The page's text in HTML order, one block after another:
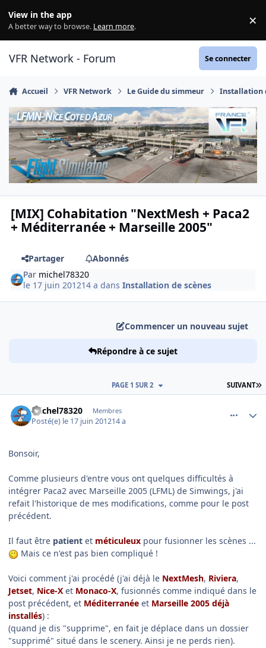
View in the app
A better way to browse. Learn more. ×
VFR Network - Forum Se connecter
Accueil VFR Network Le Guide du simmeur Installation
[MIX] Cohabitation "NextMesh + Paca2
+ Méditerranée + Marseille 2005"
Partager
Abonnés
Par michel78320
le 17 juin 201214 a dansInstallation de scènes
Commencer un nouveau sujet
Répondre à ce sujet
SUIVANT
PAGE 1 SUR 2
michel78320 Membres
Posté(e) le 17 juin 201214 a
Bonsoir,
Comme plusieurs d'entre vous ont quelques difficultés à
intégrer Paca2 avec Marseille 2005 (LFML) de Simwings, j'ai
refait l'historique de mes modifications, comme pour le post
précédent.
Il faut être patient et méticuleux pour fusionner les scènes ...
Mais ce n'est pas bien compliqué !
Voici comment j'ai procédé (j'ai déjà le NextMesh, Riviera,
Jetset, Nice-X et Monaco-X, fusionnés comme indiqué dans le
post précédent, et Méditerranée et Marseille 2005 déjà
installés) :
(quand je dis "supprime", en fait je déplace dans un dossier
"supprimé" situé dans le scenery. Ainsi je ne perds rien).